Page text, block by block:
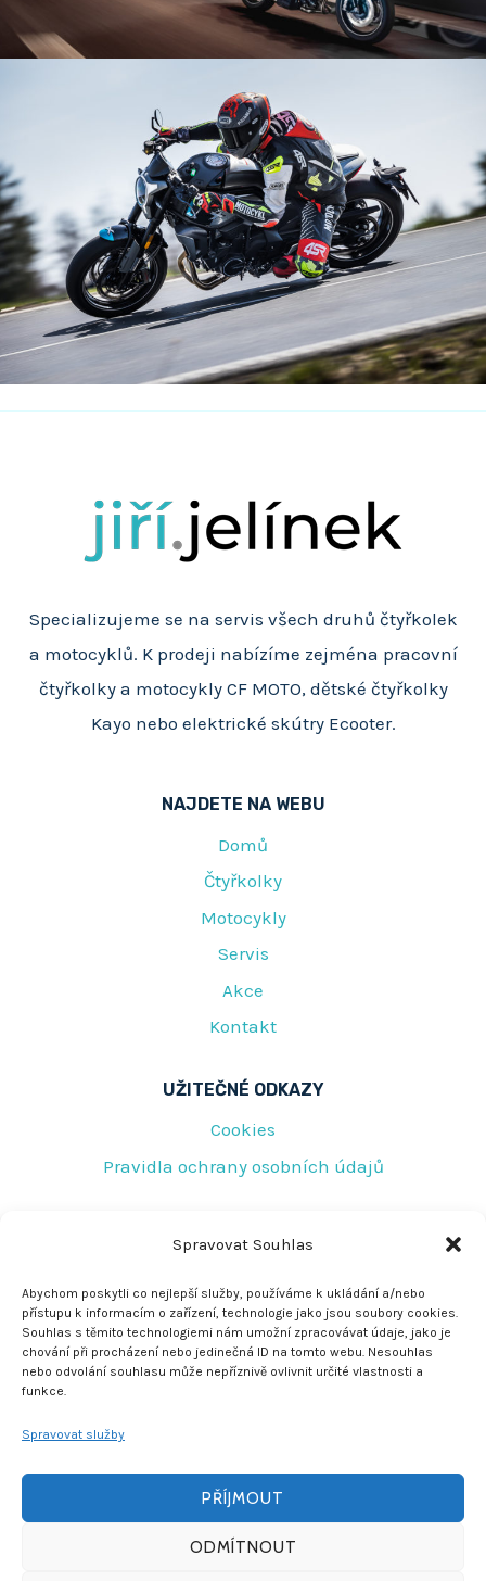
Spravovat Souhlas
Abychom poskytli co nejlepší služby, používáme k ukládání a/nebo
přístupu k informacím o zařízení, technologie jako jsou soubory cookies.
Souhlas s těmito technologiemi nám umožní zpracovávat údaje, jako je
chování při procházení nebo jedinečná ID na tomto webu. Nesouhlas
nebo odvolání souhlasu může nepříznivě ovlivnit určité vlastnosti a
funkce.
Spravovat služby
PŘÍJMOUT
ODMÍTNOUT
Specializujeme se na servis všech druhů čtyřkolek
a motocyklů. K prodeji nabízíme zejména pracovní
čtyřkolky a motocykly CF MOTO, dětské čtyřkolky
Kayo nebo elektrické skútry Ecooter.
NAJDETE NA WEBU
Domů
Čtyřkolky
Motocykly
Servis
Akce
Kontakt
UŽITEČNÉ ODKAZY
Cookies
Pravidla ochrany osobních údajů
Tovární 219
Jeseník 790 01
rescujirka@seznam.cz
+420 608 772 278